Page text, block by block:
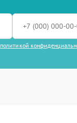
политикой